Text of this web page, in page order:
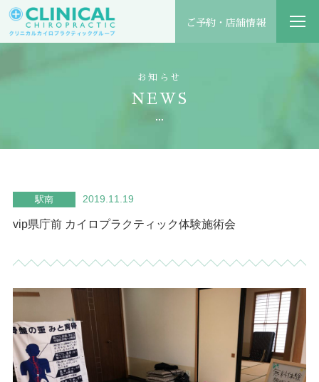
ご予約・店舗情報
お知らせ
NEWS
駅南 2019.11.19
vip県庁前 カイロプラクティック体験施術会